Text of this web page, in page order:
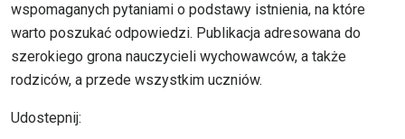
wspomaganych pytaniami o podstawy istnienia, na które
warto poszukać odpowiedzi. Publikacja adresowana do
szerokiego grona nauczycieli wychowawców, a także
rodziców, a przede wszystkim uczniów.
Udostepnij: